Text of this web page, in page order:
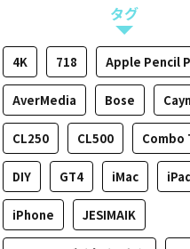
タグ
4K 718 Apple Pencil
AverMedia Bose
CL250 CL500 Combo
DIY GT4 iMac
iPhone JESIMAIK